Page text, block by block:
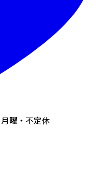
月曜・不定休